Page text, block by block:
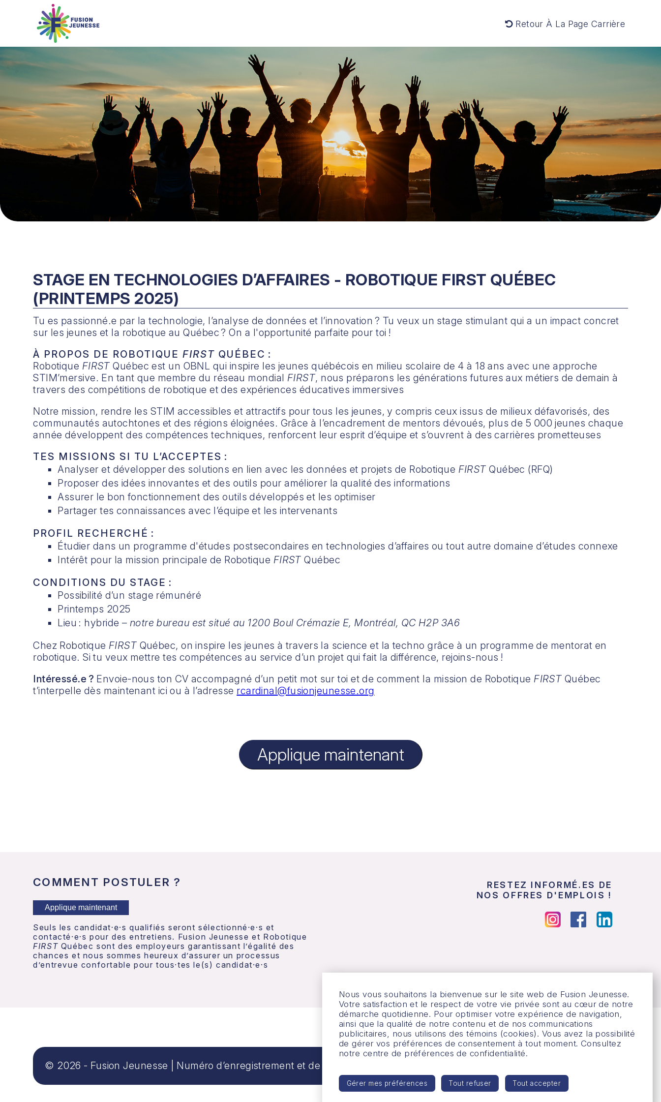
Retour À La Page Carrière
STAGE EN TECHNOLOGIES D’AFFAIRES - ROBOTIQUE FIRST QUÉBEC
(PRINTEMPS 2025)
Tu es passionné.e par la technologie, l’analyse de données et l’innovation ? Tu veux un stage stimulant qui a un impact concret
sur les jeunes et la robotique au Québec ? On a l'opportunité parfaite pour toi !
À PROPOS DE ROBOTIQUEFIRST QUÉBEC :
Robotique FIRST Québec est un OBNL qui inspire les jeunes québécois en milieu scolaire de 4 à 18 ans avec une approche
STIM’mersive. En tant que membre du réseau mondial FIRST, nous préparons les générations futures aux métiers de demain à
travers des compétitions de robotique et des expériences éducatives immersives
Notre mission, rendre les STIM accessibles et attractifs pour tous les jeunes, y compris ceux issus de milieux défavorisés, des
communautés autochtones et des régions éloignées. Grâce à l’encadrement de mentors dévoués, plus de 5 000 jeunes chaque
année développent des compétences techniques, renforcent leur esprit d’équipe et s’ouvrent à des carrières prometteuses
TES MISSIONS SI TU L’ACCEPTES :
Analyser et développer des solutions en lien avec les données et projets de Robotique FIRST Québec (RFQ)
Proposer des idées innovantes et des outils pour améliorer la qualité des informations
Assurer le bon fonctionnement des outils développés et les optimiser
Partager tes connaissances avec l’équipe et les intervenants
PROFIL RECHERCHÉ :
Étudier dans un programme d'études postsecondaires en technologies d’affaires ou tout autre domaine d’études connexe
Intérêt pour la mission principale de Robotique FIRST Québec
CONDITIONS DU STAGE :
Possibilité d’un stage rémunéré
Printemps 2025
Lieu : hybride – notre bureau est situé au 1200 Boul Crémazie E, Montréal, QC H2P 3A6
Chez Robotique FIRST Québec, on inspire les jeunes à travers la science et la techno grâce à un programme de mentorat en
robotique. Si tu veux mettre tes compétences au service d’un projet qui fait la différence, rejoins-nous !
Intéressé.e ? Envoie-nous ton CV accompagné d’un petit mot sur toi et de comment la mission de Robotique FIRST Québec
t’interpelle dès maintenant ici ou à l’adresse rcardinal@fusionjeunesse.org
Applique maintenant
COMMENT POSTULER ?
Applique maintenant
Seuls les candidat·e·s qualifiés seront sélectionné·e·s et
contacté·e·s pour des entretiens. Fusion Jeunesse et Robotique
FIRST Québec sont des employeurs garantissant l’égalité des
chances et nous sommes heureux d’assurer un processus
d’entrevue confortable pour tous·tes le(s) candidat·e·s
RESTEZ INFORMÉ.ES DE
NOS OFFRES D'EMPLOIS !
© 2026 - Fusion Jeunesse Numéro d’enregistrement et de TPS : 84585 0858 RT0001
Nous vous souhaitons la bienvenue sur le site web de Fusion Jeunesse.
Votre satisfaction et le respect de votre vie privée sont au cœur de notre
démarche quotidienne. Pour optimiser votre expérience de navigation,
ainsi que la qualité de notre contenu et de nos communications
publicitaires, nous utilisons des témoins (cookies). Vous avez la possibilité
de gérer vos préférences de consentement à tout moment. Consultez
notre centre de préférences de confidentialité.
Gérer mes préférences Tout refuser Tout accepter